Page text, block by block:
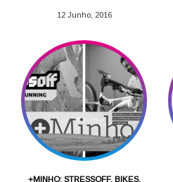
12 Junho, 2016
+MINHO: STRESSOFF, BIKES,